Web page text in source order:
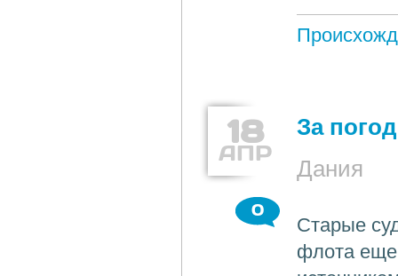
18
АПР
За
Дания
0
Старые
флота еще